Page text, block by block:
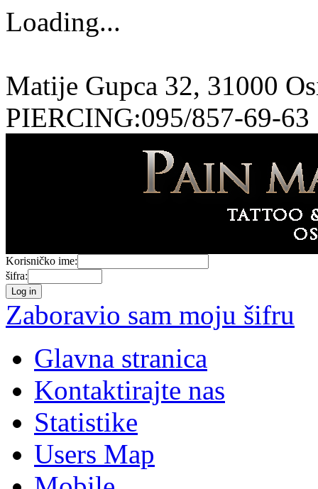
Loading...
Matije Gupca 32, 31000
PIERCING:095/857-69-63
Korisničko ime:
šifra:
Zaboravio sam moju šifru
Glavna stranica
Kontaktirajte nas
Statistike
Users Map